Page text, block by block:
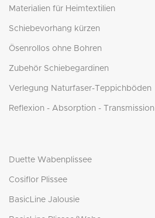
Materialien für Heimtextilien
Schiebevorhang kürzen
Ösenrollos ohne Bohren
Zubehör Schiebegardinen
Verlegung Naturfaser-Teppichböden
Reflexion - Absorption - Transmission
Duette Wabenplissee
Cosiflor Plissee
BasicLine Jalousie